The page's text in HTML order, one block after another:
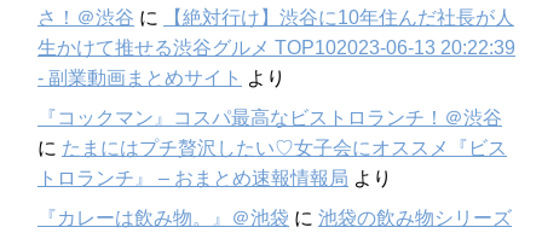
さ！＠渋谷 に
【絶対行け】渋谷に10年住んだ社長が人
生かけて推せる渋谷グルメ TOP102023-06-13 20:22:39
- 副業動画まとめサイト より
『コックマン』コスパ最高なビストロランチ！＠渋谷
に たまにはプチ贅沢したい♡女子会にオススメ『ビス
トロランチ』 – おまとめ速報情報局 より
『カレーは飲み物。』＠池袋 に 池袋の飲み物シリーズ